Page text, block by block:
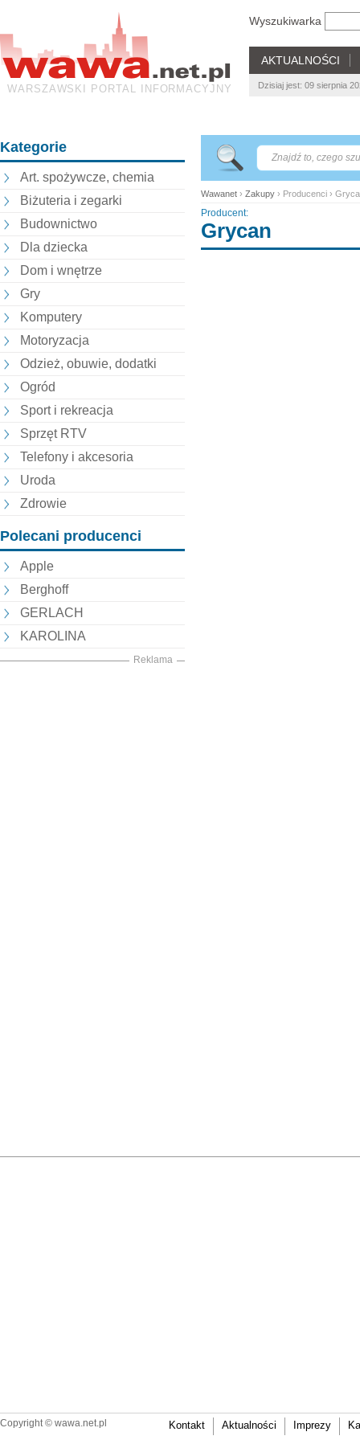
WARSZAWSKI PORTAL INFORMACYJNY
Wyszukiwarka
AKTUALNOŚCI
Dzisiaj jest: 09 sierpnia
Kategorie
Art. spożywcze, chemia
Biżuteria i zegarki
Budownictwo
Dla dziecka
Dom i wnętrze
Gry
Komputery
Motoryzacja
Odzież, obuwie, dodatki
Ogród
Sport i rekreacja
Sprzęt RTV
Telefony i akcesoria
Uroda
Zdrowie
Polecani producenci
Apple
Berghoff
GERLACH
KAROLINA
Reklama
Wawanet › Zakupy › Producenci ›
Producent:
Grycan
Copyright © wawa.net.pl Kontakt Aktualności Imprezy